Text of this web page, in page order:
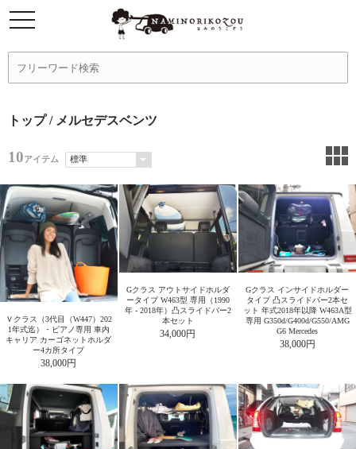
トップ/ メルセデスベンツ
10アイテム
Ｖクラス（3代目（W447）202
1年式迄）・ビアノ専用 車内
キャリア カーゴネットホルダ
ー4カ所タイプ
38,000円
Gクラス アウトサイドホルダ
ータイプ W463型 専用（1990
年 - 2018年）凸スライドバー2
本セット
34,000円
Gクラス インサイドホルダー
タイプ 凸スライドバー2本セ
ット 年式2018年以降 W463A型
専用 G350d/G400d/G550/AMG
G6 Mercedes
38,000円